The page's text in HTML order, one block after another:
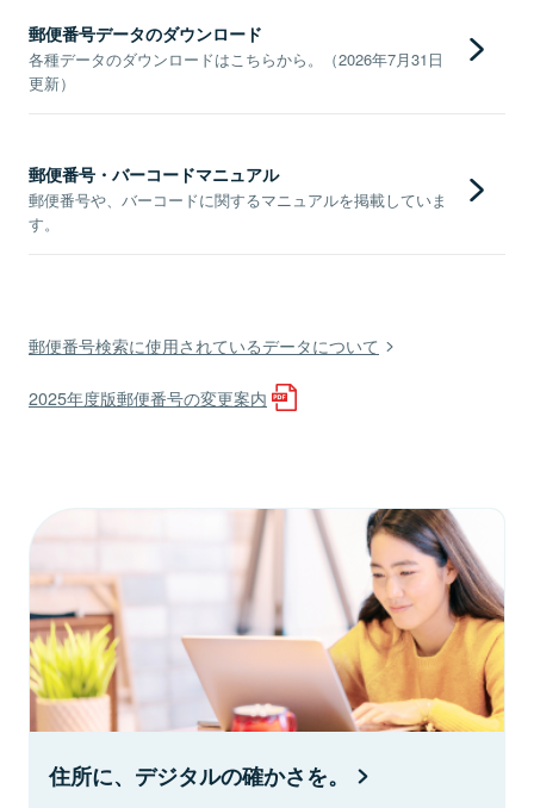
郵便番号データのダウンロード
各種データのダウンロードはこちらから。（2026年7月31日
更新）
郵便番号・バーコードマニュアル
郵便番号や、バーコードに関するマニュアルを掲載していま
す。
郵便番号検索に使用されているデータについて
2025年度版郵便番号の変更案内
住所に、デジタルの確かさを。